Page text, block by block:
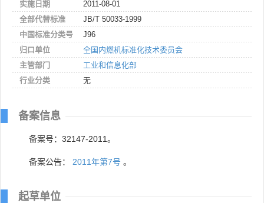
实施日期
2011-08-01
全部代替标准
JB/T 50033-1999
中国标准分类号
J96
归口单位
全国内燃机标准化技术委员会
主管部门
工业和信息化部
行业分类
无
备案信息
备案号：32147-2011。
备案公告： 2011年第7号 。
起草单位